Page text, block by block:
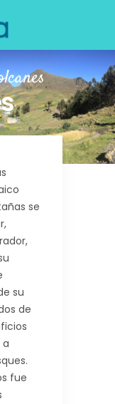
se
su
de
fue